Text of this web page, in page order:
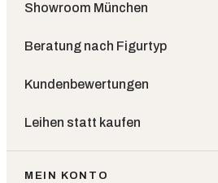
Showroom München
Beratung nach Figurtyp
Kundenbewertungen
Leihen statt kaufen
MEIN KONTO